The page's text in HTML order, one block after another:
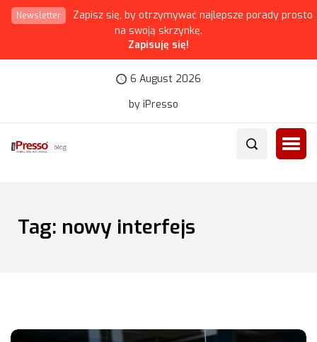
Newsletter
Zapisz się, by otrzymywać najlepsze porady prosto
na swoją skrzynkę.
Zapisuję się!
6 August 2026
by iPresso
Tag: nowy interfejs